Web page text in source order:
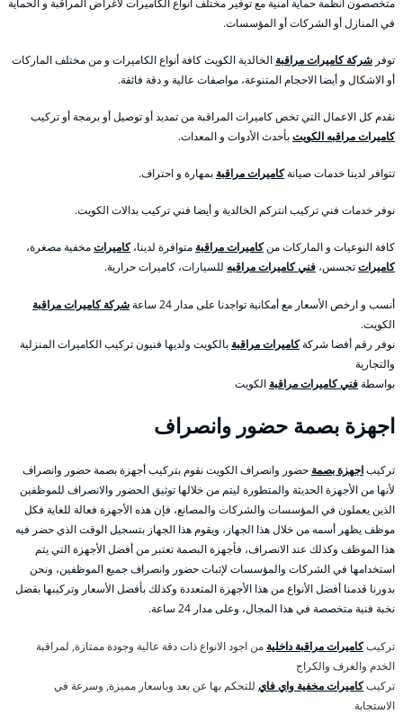
في المنازل أو الشركات أو المؤسسات.
توفر شركة كاميرات مراقبة الخالدية الكويت كافة أنواع الكاميرات و من مختلف الماركات
أو الاشكال و أيضا الاحجام المتنوعة، مواصفات عالية و دقة فائقة.
نقدم كل الاعمال التي تخص كاميرات المراقبة من تمديد أو توصيل أو برمجة أو تركيب
كاميرات مراقبه الكويتبأحدث الأدوات و المعدات.
تتوافر لدينا خدمات صيانةكاميرات مراقبة بمهارة و احتراف.
نوفر خدمات فني تركيب انتركم الخالدية و أيضا فني تركيب بدالات الكويت.
كافة النوعيات و الماركات منكاميرات مراقبة متوافرة لدينا،كاميراتمخفية مصغرة،
كاميراتتجسس، فني كاميرات مراقبه للسيارات، كاميرات حرارية.
أنسب و ارخص الأسعار مع أمكانية تواجدنا على مدار 24 ساعة
شركة كاميرات مراقبة
الكويت.
نوفر رقم أفضا شركةكاميرات مراقبة بالكويت ولديها فنيون تركيب الكاميرات المنزلية
والتجارية
بواسطةفني كاميرات مراقبة الكويت
اجهزة بصمة حضور وانصراف
تركيباجهزة بصمة حضور وانصراف الكويت نقوم بتركيب أجهزة بصمة حضور وانصراف
لأنها من الأجهزة الحديثة والمتطورة ليتم من خلالها توثيق الحضور والانصراف للموظفين
الذين يعملون في المؤسسات والشركات والمصانع، فإن هذه الأجهزة فعالة للغاية فكل
موظف يظهر أسمه من خلال هذا الجهاز، ويقوم هذا الجهاز بتسجيل الوقت الذي حضر فيه
هذا الموظف وكذلك عند الانصراف، فأجهزة البصمة تعتبر من أفضل الأجهزة التي يتم
استخدامها في الشركات والمؤسسات لإثبات حضور وانصراف جميع الموظفين، ونحن
بدورنا قدمنا أفضل الأنواع من هذا الأجهزة المتعددة وكذلك بأفضل الأسعار وتركيبها بفضل
نخبة فنية متخصصة في هذا المجال، وعلى مدار 24 ساعة.
تركيبكاميرات مراقبة داخلية من اجود الانواع ذات دقة عالية وجودة ممتازة, لمراقبة
الخدم والغرف والكراج
تركيبكاميرات مخفية واي فاي للتحكم بها عن بعد وباسعار مميزة, وسرعة في
الاستجابة